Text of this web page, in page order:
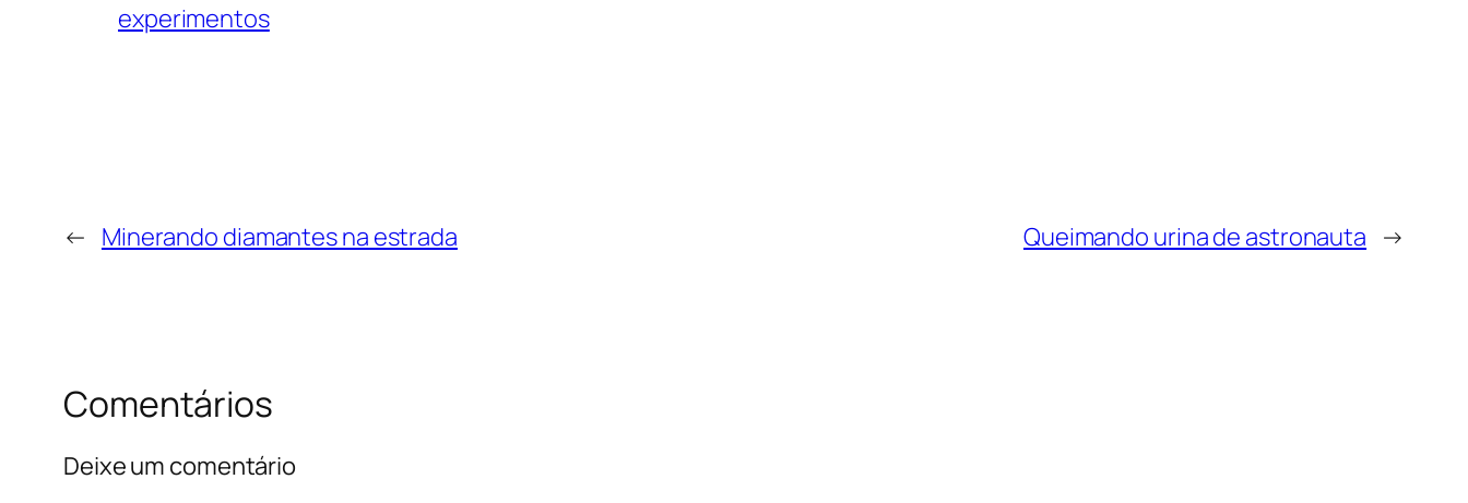
experimentos
← Minerando diamantes na estrada Queimando urina de astronauta →
Comentários
Deixe um comentário